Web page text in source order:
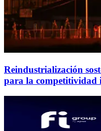
Reindustrialización
para la competitividad